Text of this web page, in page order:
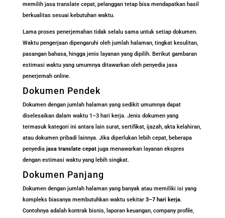
memilih jasa translate cepat, pelanggan tetap bisa mendapatkan hasil
berkualitas sesuai kebutuhan waktu.
Lama proses penerjemahan tidak selalu sama untuk setiap dokumen.
Waktu pengerjaan dipengaruhi oleh jumlah halaman, tingkat kesulitan,
pasangan bahasa, hingga jenis layanan yang dipilih. Berikut gambaran
estimasi waktu yang umumnya ditawarkan oleh penyedia jasa
penerjemah online.
Dokumen Pendek
Dokumen dengan jumlah halaman yang sedikit umumnya dapat
diselesaikan dalam waktu 1–3 hari kerja. Jenis dokumen yang
termasuk kategori ini antara lain surat, sertifikat, ijazah, akta kelahiran,
atau dokumen pribadi lainnya. Jika diperlukan lebih cepat, beberapa
penyedia jasa translate cepatjuga menawarkan layanan ekspres
dengan estimasi waktu yang lebih singkat.
Dokumen Panjang
Dokumen dengan jumlah halaman yang banyak atau memiliki isi yang
kompleks biasanya membutuhkan waktu sekitar 3–7 hari kerja.
Contohnya adalah kontrak bisnis, laporan keuangan, company profile,